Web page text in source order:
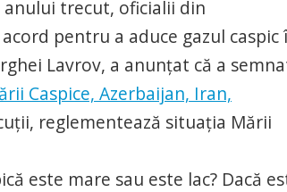
anului trecut, oficialii din
pentru a aduce gazul caspic
Lavrov, a anunţat că a
Caspice, Azerbaijan, Iran,
reglementează situaţia Mării
este mare sau este lac? Dacă